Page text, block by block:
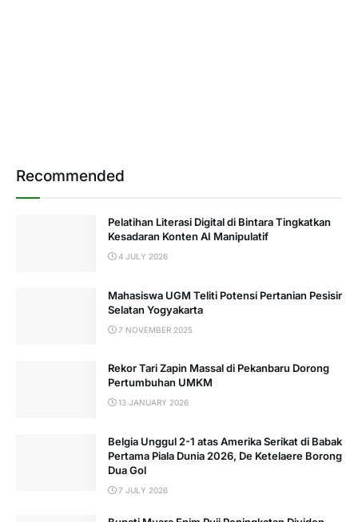
Recommended
Pelatihan Literasi Digital di Bintara Tingkatkan
Kesadaran Konten AI Manipulatif
4 JULY 2026
Mahasiswa UGM Teliti Potensi Pertanian Pesisir
Selatan Yogyakarta
7 NOVEMBER 2025
Rekor Tari Zapin Massal di Pekanbaru Dorong
Pertumbuhan UMKM
13 JANUARY 2026
Belgia Unggul 2-1 atas Amerika Serikat di Babak
Pertama Piala Dunia 2026, De Ketelaere Borong
Dua Gol
7 JULY 2026